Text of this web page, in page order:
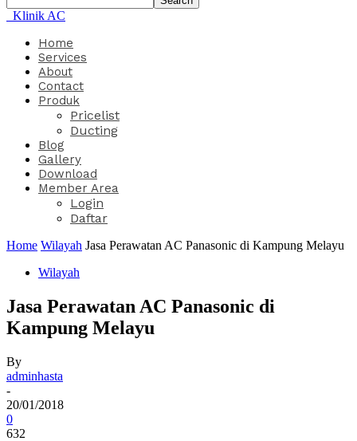
Klinik AC
Home
Services
About
Contact
Produk
Pricelist
Ducting
Blog
Gallery
Download
Member Area
Login
Daftar
Home Wilayah Jasa Perawatan AC Panasonic di Kampung Melayu
Wilayah
Jasa Perawatan AC Panasonic di
Kampung Melayu
By
adminhasta
-
20/01/2018
0
632